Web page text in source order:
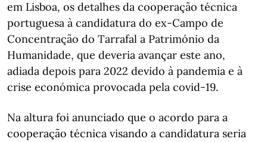
em Lisboa, os detalhes da cooperação técnica
portuguesa à candidatura do ex-Campo de
Concentração do Tarrafal a Património da
Humanidade, que deveria avançar este ano,
adiada depois para 2022 devido à pandemia e à
crise económica provocada pela covid-19.
Na altura foi anunciado que o acordo para a
cooperação técnica visando a candidatura seria